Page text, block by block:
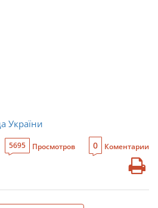
України
5695 Просмотров 0 Коментарии